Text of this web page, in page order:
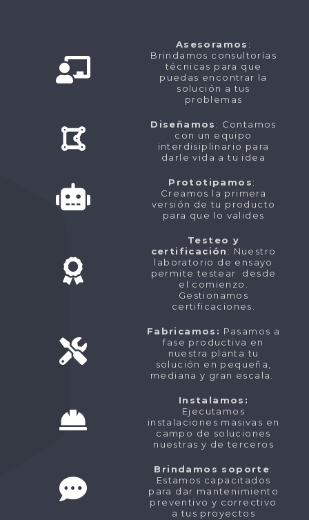
Asesoramos :
Brindamos consultorías
técnicas para que
puedas encontrar la
solución a tus
problemas
Diseñamos : Contamos
con un equipo
interdisiplinario para
darle vida a tu idea
Prototipamos:
Creamos la primera
versión de tu producto
para que lo valides
Testeo y
certificación : Nuestro
laboratorio de ensayo
permite testear desde
el comienzo.
Gestionamos
certificaciones.
Fabricamos: Pasamos a
fase productiva en
nuestra planta tu
solución en pequeña,
mediana y gran escala.
Instalamos:
Ejecutamos
instalaciones masivas en
campo de soluciones
nuestras y de terceros
Brindamos soporte:
Estamos capacitados
para dar mantenimiento
preventivo y correctivo
a tus proyectos